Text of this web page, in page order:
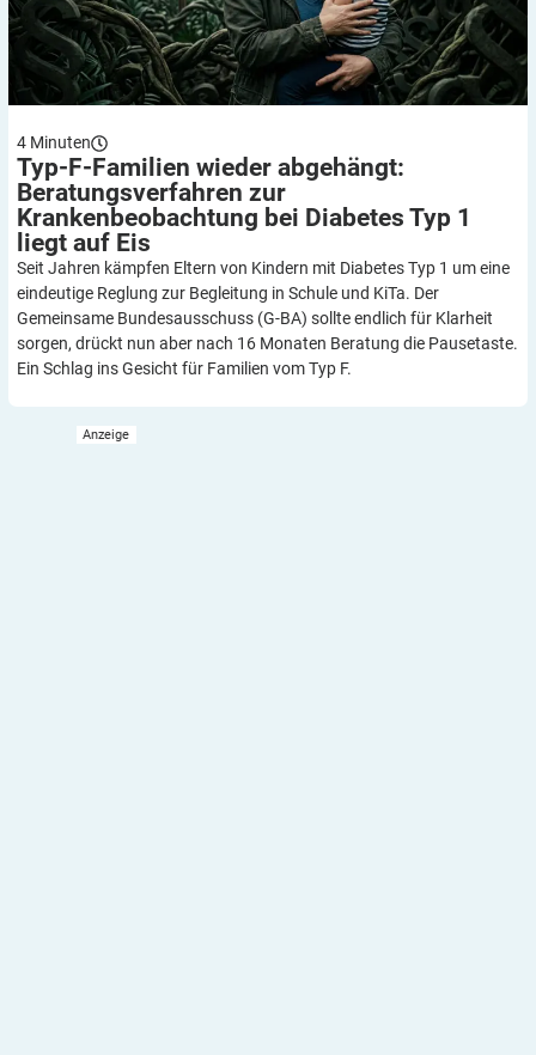
4 Minuten
Typ-F-Familien wieder abgehängt:
Beratungsverfahren zur
Krankenbeobachtung bei Diabetes Typ 1
liegt auf Eis
Seit Jahren kämpfen Eltern von Kindern mit Diabetes Typ 1 um eine
eindeutige Reglung zur Begleitung in Schule und KiTa. Der
Gemeinsame Bundesausschuss (G-BA) sollte endlich für Klarheit
sorgen, drückt nun aber nach 16 Monaten Beratung die Pausetaste.
Ein Schlag ins Gesicht für Familien vom Typ F.